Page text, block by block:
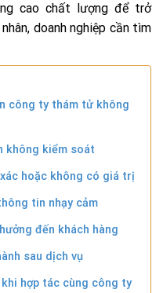
cao chất lượng để trở
doanh nghiệp cần tìm
công ty thám tử không
không kiểm soát
hoặc không có giá trị
tin nhạy cảm
đến khách hàng
sau dịch vụ
hợp tác cùng công ty